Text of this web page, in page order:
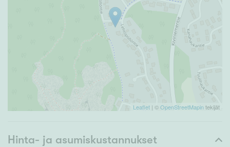
Leaflet | ©OpenStreetMapintekijät
Hinta- ja asumiskustannukset